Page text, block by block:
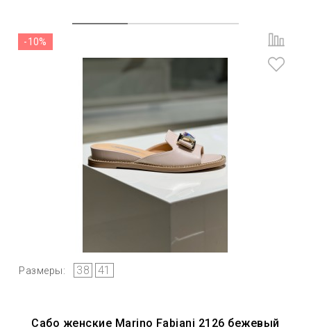
Размеры: 38 41
-10%
Сабо женские Marino Fabiani 2126 бежевый